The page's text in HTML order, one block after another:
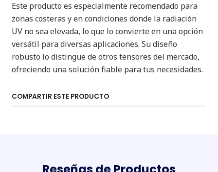
Este producto es especialmente recomendado para
zonas costeras y en condiciones donde la radiación
UV no sea elevada, lo que lo convierte en una opción
versátil para diversas aplicaciones. Su diseño
robusto lo distingue de otros tensores del mercado,
ofreciendo una solución fiable para tus necesidades.
COMPARTIR ESTE PRODUCTO